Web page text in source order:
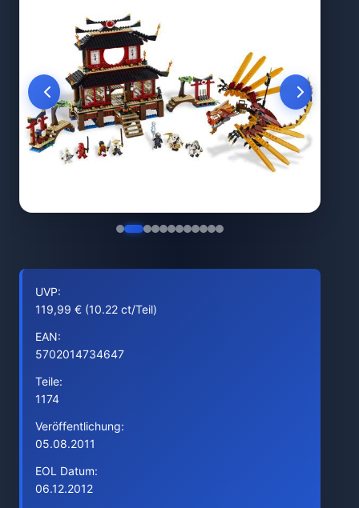
UVP:
119,99 € (10.22 ct/Teil)
EAN:
5702014734647
Teile:
1174
Veröffentlichung:
05.08.2011
EOL Datum:
06.12.2012